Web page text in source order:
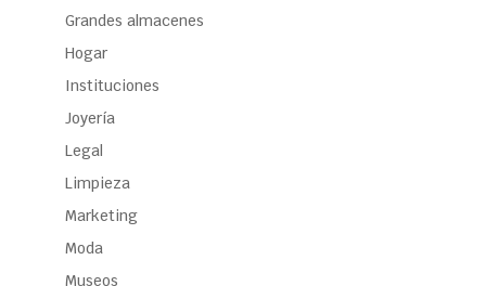
Grandes almacenes
Hogar
Instituciones
Joyería
Legal
Limpieza
Marketing
Moda
Museos